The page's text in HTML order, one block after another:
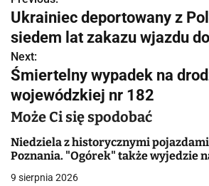
aucie. Jest
wyrok w
sprawie z
regionu
a
w
i
g
a
c
Ukrainiec deportowany z
siedem lat zakazu wjazdu
Next:
Śmiertelny wypadek na
wojewódzkiej nr 182
Może Ci się spodobać
Niedziela z historycznymi
Poznania. "Ogórek" także wyjedzie
9 sierpnia 2026